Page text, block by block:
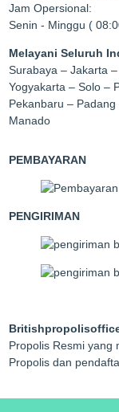
Jam Opersional:
Senin - Minggu (
Melayani Seluruh
Surabaya – Jakarta
Yogyakarta – Solo –
Pekanbaru –
Manado
PEMBAYARAN
PENGIRIMAN
Propolis Resmi yang
Propolis dan